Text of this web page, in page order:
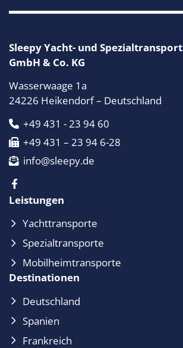
Sleepy Yacht- und Spezialtransport
GmbH & Co. KG
Wasserwaage 1a
24226 Heikendorf – Deutschland
+49 431 - 23 94 60
+49 431 – 23 94 6-28
info@sleepy.de
Leistungen
Yachttransporte
Spezialtransporte
Mobilheimtransporte
Destinationen
Deutschland
Spanien
Frankreich